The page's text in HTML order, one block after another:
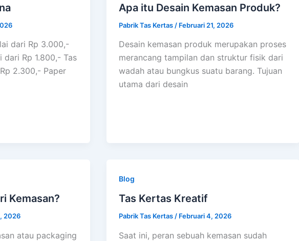
dari Rp 3.000,-
dari Rp 1.800,- Tas
2.300,- Paper
Apa itu Desain Kemasan Produk?
Pabrik Tas Kertas / Februari 21, 2026
Desain kemasan produk merupakan proses
merancang tampilan dan struktur fisik dari
wadah atau bungkus suatu barang. Tujuan
utama dari desain
Kemasan?
2026
atau packaging
Blog
Tas Kertas Kreatif
Pabrik Tas Kertas / Februari 4, 2026
Saat ini, peran sebuah kemasan sudah